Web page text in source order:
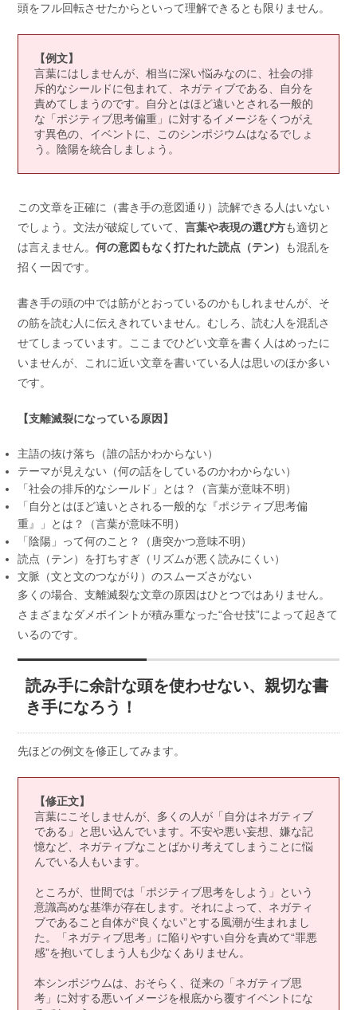
頭をフル回転させたからといって理解できるとも限りません。
【例文】
言葉にはしませんが、相当に深い悩みなのに、社会の排
斥的なシールドに包まれて、ネガティブである、自分を
責めてしまうのです。自分とはほど遠いとされる一般的
な「ポジティブ思考偏重」に対するイメージをくつがえ
す異色の、イベントに、このシンポジウムはなるでしょ
う。陰陽を統合しましょう。
この文章を正確に（書き手の意図通り）読解できる人はいない
でしょう。文法が破綻していて、 言葉や表現の選び方も適切と
は言えません。 何の意図もなく打たれた読点（テン）
も混乱を
招く一因です。
書き手の頭の中では筋がとおっているのかもしれませんが、そ
の筋を読む人に伝えきれていません。むしろ、読む人を混乱さ
せてしまっています。ここまでひどい文章を書く人はめったに
いませんが、これに近い文章を書いている人は思いのほか多い
です。
【支離滅裂になっている原因】
主語の抜け落ち（誰の話かわからない）
テーマが見えない（何の話をしているのかわからない）
「社会の排斥的なシールド」とは？（言葉が意味不明）
「自分とはほど遠いとされる一般的な『ポジティブ思考偏
重』」とは？（言葉が意味不明）
「陰陽」って何のこと？（唐突かつ意味不明）
読点（テン）を打ちすぎ（リズムが悪く読みにくい）
文脈（文と文のつながり）のスムーズさがない
多くの場合、支離滅裂な文章の原因はひとつではありません。
さまざまなダメポイントが積み重なった“合せ技”によって起きて
いるのです。
読み手に余計な頭を使わせない、親切な書
き手になろう！
先ほどの例文を修正してみます。
【修正文】
言葉にこそしませんが、多くの人が「自分はネガティブ
である」と思い込んでいます。不安や悪い妄想、嫌な記
憶など、ネガティブなことばかり考えてしまうことに悩
んでいる人もいます。
ところが、世間では「ポジティブ思考をしよう」という
意識高めな基準が存在します。それによって、ネガティ
ブであること自体が“良くない”とする風潮が生まれまし
た。「ネガティブ思考」に陥りやすい自分を責めて“罪悪
感”を抱いてしまう人も少なくありません。
本シンポジウムは、おそらく、従来の「ネガティブ思
考」に対する悪いイメージを根底から覆すイベントにな